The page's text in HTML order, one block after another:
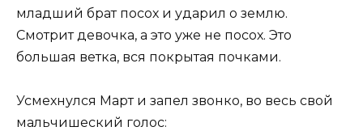
младший брат посох и ударил о землю.
Смотрит девочка, а это уже не посох. Это
большая ветка, вся покрытая почками.
Усмехнулся Март и запел звонко, во весь свой
мальчишеский голос: